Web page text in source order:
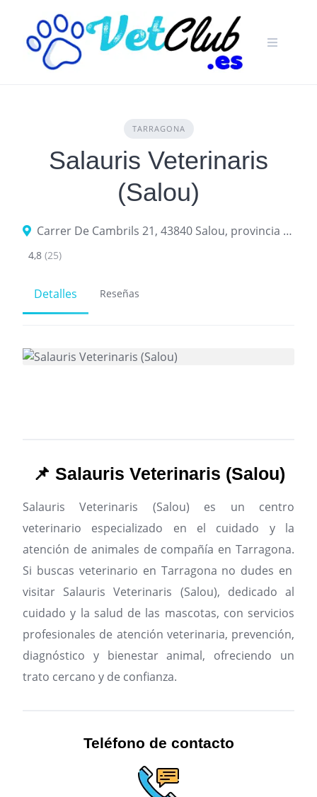
content
TARRAGONA
Salauris Veterinaris
(Salou)
Carrer De Cambrils 21, 43840 Salou, provincia de Tarragona, España
4,8 (25)
Detalles Reseñas
📌 Salauris Veterinaris (Salou)
Salauris Veterinaris (Salou) es un centro
veterinario especializado en el cuidado y la
atención de animales de compañía en Tarragona.
Si buscas veterinario en Tarragona no dudes en
visitar Salauris Veterinaris (Salou), dedicado al
cuidado y la salud de las mascotas, con servicios
profesionales de atención veterinaria, prevención,
diagnóstico y bienestar animal, ofreciendo un
trato cercano y de confianza.
Teléfono de contacto